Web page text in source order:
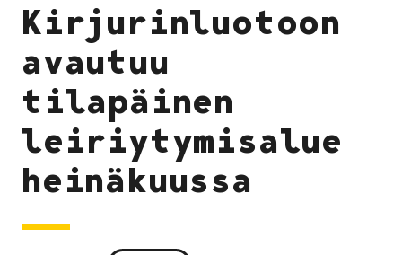
Kirjurinluotoon
avautuu
tilapäinen
leiriytymisalue
heinäkuussa